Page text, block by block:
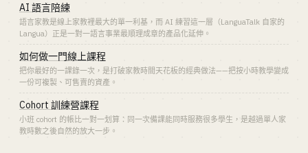
AI 語言陪練
語言家教是線上家教裡最大的單一利基，而 AI 練習這一層（LanguaTalk 自家的
Langua）正是一對一語言事業最順理成章的產品化延伸。
如何做一門線上課程
把你最好的一課錄一次，是打破家教時間天花板的經典做法——把按小時教學變成
一份可複製、可售賣的資產。
Cohort 訓練營課程
小班 cohort 的帳比一對一划算：同一次備課能同時服務很多學生，是越過單人家
教時數之後自然的放大一步。